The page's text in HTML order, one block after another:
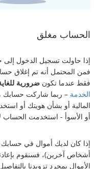
الحساب مغلق
فمن المحتمل أنه تم إغلاق
فقط عندما تكون ضرورية
الخدمة – ربما شاركت
المالية أو بشأن هويتك أو
أو الأسوأ - استخدمت الحساب
إذا كان لديك أموال في
أشخاص آخرين)، فسنقوم
الأموال بمجرد تزويدنا